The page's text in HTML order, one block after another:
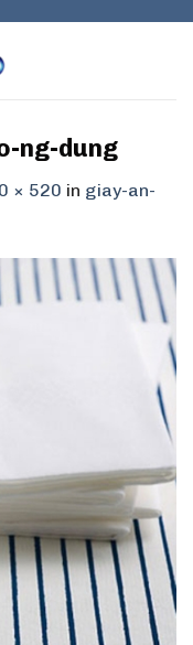
ng-dung
× 520 in giay-an-